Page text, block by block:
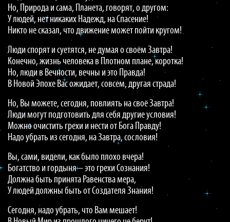
Но, Природа и сама, Планета, говорят, о другом:
У людей, нет никаких Надежд, на Спасение!
Никто не сказал, что движение может пойти кругом!
Люди спорят и суетятся, не думая о своём Завтра!
Конечно, жизнь человека в Плотном плане, коротка!
Но, люди в Вечности, вечны и это Правда!
В Новой Эпохе Вас ожидает, совсем, другая страда!
Но, Вы можете, сегодня, повлиять на своё Завтра!
Люди могут подготовить для себя другие условия!
Можно очистить грехи и нести от Бога Правду!
Надо убрать из сегодня, на Завтра, сословия!
Вы, сами, видели, как было плохо вчера!
Богатство и гордыня – это грехи Сознания!
Должна быть принята Равенства мера,
У людей должны быть от Создателя Знания!
Сегодня, надо убрать, что Вам мешает!